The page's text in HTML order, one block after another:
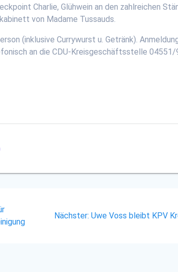
Charlie, Glühwein an den zahlreichen
von Madame Tussauds.
(inklusive Currywurst u. Getränk).
an die CDU-Kreisgeschäftsstelle 04551/
Nächster: Nächster
Uwe Voss bleibt KPV